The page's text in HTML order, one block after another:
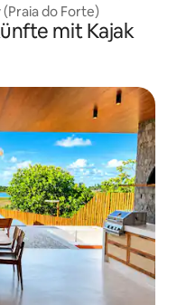
do Forte)
mit Kajak